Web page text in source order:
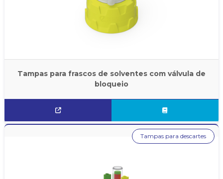
Tampas para frascos de solventes com válvula de
bloqueio
Tampas para descartes